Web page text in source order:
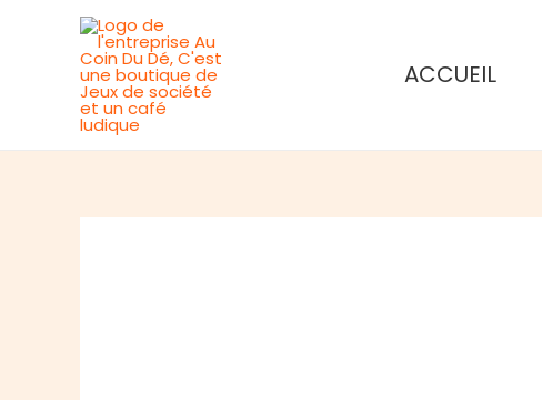
ACCUEIL